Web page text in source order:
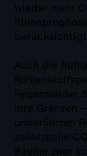
wieder mehr
Auch die
Regenwälder
ihre Grenzen
unberührten
zusätzliche
Bäume zwar